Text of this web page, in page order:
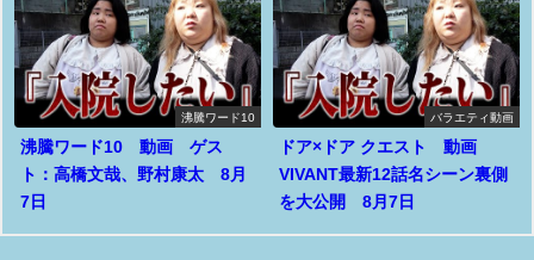
沸騰ワード10
沸騰ワード10 動画 ゲス
ト：高橋文哉、野村康太 8月
7日
バラエティ動画
ドア×ドア クエスト 動画
VIVANT最新12話名シーン裏側
を大公開 8月7日